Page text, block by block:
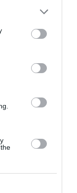
Οι Uriah
Floyd